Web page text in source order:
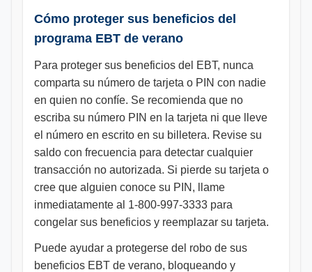
Cómo proteger sus beneficios del
programa EBT de verano
Para proteger sus beneficios del EBT, nunca
comparta su número de tarjeta o PIN con nadie
en quien no confíe. Se recomienda que no
escriba su número PIN en la tarjeta ni que lleve
el número en escrito en su billetera. Revise su
saldo con frecuencia para detectar cualquier
transacción no autorizada. Si pierde su tarjeta o
cree que alguien conoce su PIN, llame
inmediatamente al 1-800-997-3333 para
congelar sus beneficios y reemplazar su tarjeta.
Puede ayudar a protegerse del robo de sus
beneficios EBT de verano, bloqueando y